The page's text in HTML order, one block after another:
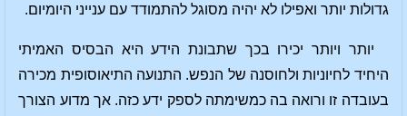
גדולות יותר ואפילו לא יהיה מסוגל להתמודד עם ענייני היומיום.
יותר ויותר יכירו בכך שתבונת הידע היא הבסיס האמיתי
היחיד לחיוניות ולחוסנה של הנפש. התנועה התיאוסופית מכירה
בעובדה זו ורואה בה כמשימתה לספק ידע כזה. אך מדוע הצורך